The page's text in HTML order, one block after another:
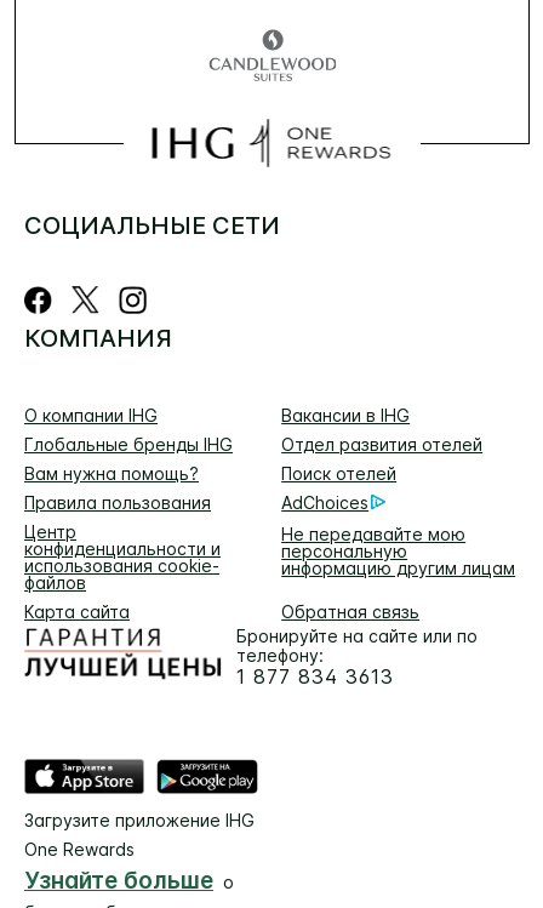
СОЦИАЛЬНЫЕ СЕТИ
КОМПАНИЯ
О компании IHG
Вакансии в IHG
Глобальные бренды IHG
Отдел развития отелей
Вам нужна помощь?
Поиск отелей
Правила пользования
AdChoices
Центр
конфиденциальности и
использования cookie-
файлов
Не передавайте мою
персональную
информацию другим лицам
Карта сайта
Обратная связь
Бронируйте на сайте или по
телефону:
1 877 834 3613
Загрузите приложение IHG
One Rewards
Узнайте больше о